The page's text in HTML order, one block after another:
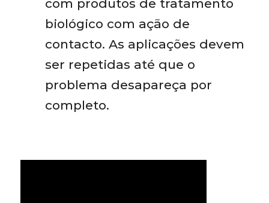
com produtos de tratamento
biológico com ação de
contacto. As aplicações devem
ser repetidas até que o
problema desapareça por
completo.